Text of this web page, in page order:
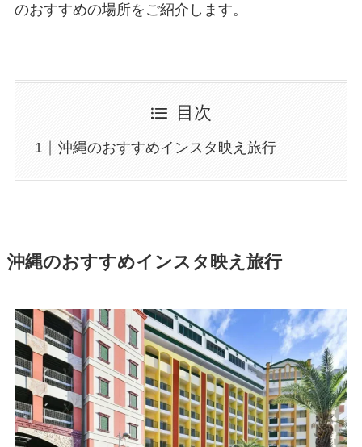
のおすすめの場所をご紹介します。
目次
沖縄のおすすめインスタ映え旅行
沖縄のおすすめインスタ映え旅行